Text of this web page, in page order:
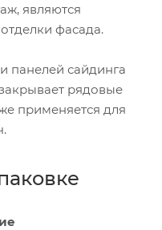
являются
фасада.
панелей сайдинга
рядовые
применяется для